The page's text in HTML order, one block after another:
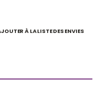
À LA LISTE DES ENVIES